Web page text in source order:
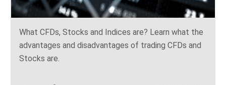
What CFDs, Stocks and Indices are? Learn what the
advantages and disadvantages of trading CFDs and
Stocks are.